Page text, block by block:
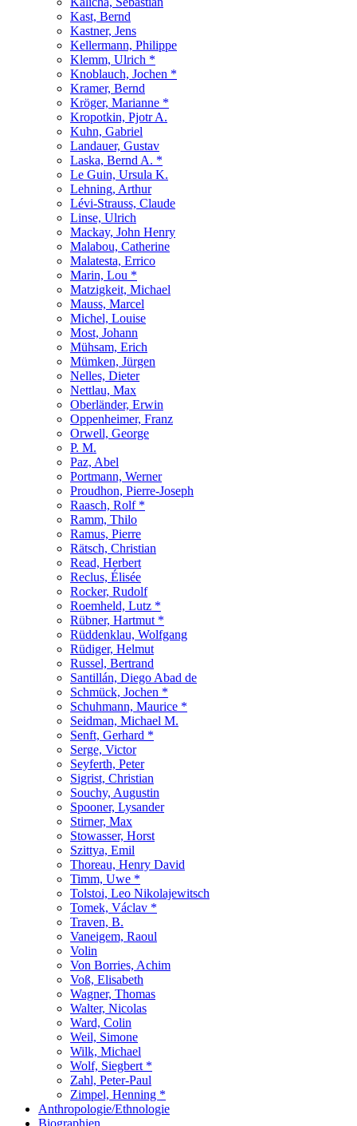
Kast, Bernd
Kastner, Jens
Kellermann, Philippe
Klemm, Ulrich *
Knoblauch, Jochen *
Kramer, Bernd
Kröger, Marianne *
Kropotkin, Pjotr A.
Kuhn, Gabriel
Landauer, Gustav
Laska, Bernd A. *
Le Guin, Ursula K.
Lehning, Arthur
Lévi-Strauss, Claude
Linse, Ulrich
Mackay, John Henry
Malabou, Catherine
Malatesta, Errico
Marin, Lou *
Matzigkeit, Michael
Mauss, Marcel
Michel, Louise
Most, Johann
Mühsam, Erich
Mümken, Jürgen
Nelles, Dieter
Nettlau, Max
Oberländer, Erwin
Oppenheimer, Franz
Orwell, George
P. M.
Paz, Abel
Portmann, Werner
Proudhon, Pierre-Joseph
Raasch, Rolf *
Ramm, Thilo
Ramus, Pierre
Rätsch, Christian
Read, Herbert
Reclus, Élisée
Rocker, Rudolf
Roemheld, Lutz *
Rübner, Hartmut *
Rüddenklau, Wolfgang
Rüdiger, Helmut
Russel, Bertrand
Santillán, Diego Abad de
Schmück, Jochen *
Schuhmann, Maurice *
Seidman, Michael M.
Senft, Gerhard *
Serge, Victor
Seyferth, Peter
Sigrist, Christian
Souchy, Augustin
Spooner, Lysander
Stirner, Max
Stowasser, Horst
Szittya, Emil
Thoreau, Henry David
Timm, Uwe *
Tolstoi, Leo Nikolajewitsch
Tomek, Václav *
Traven, B.
Vaneigem, Raoul
Volin
Von Borries, Achim
Voß, Elisabeth
Wagner, Thomas
Walter, Nicolas
Ward, Colin
Weil, Simone
Wilk, Michael
Wolf, Siegbert *
Zahl, Peter-Paul
Zimpel, Henning *
Anthropologie/Ethnologie
Biographien